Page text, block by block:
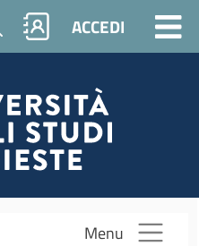
Salta al contenuto principale
ACCEDI
Menu